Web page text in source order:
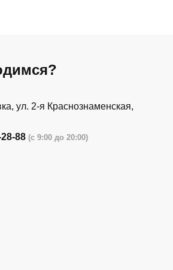
ул. 2-я Краснознаменская,
88 (с 9:00 до 20:00)